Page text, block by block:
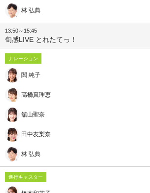
林 弘典
13:50～15:45
旬感LIVE とれたてっ！
ナレーション
関 純子
高橋真理恵
舘山聖奈
田中友梨奈
林 弘典
進行キャスター